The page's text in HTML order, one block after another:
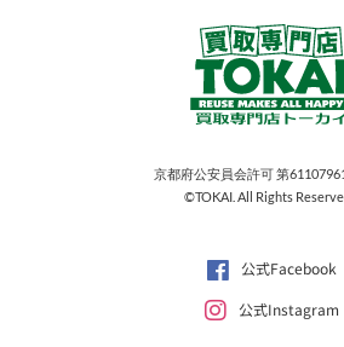
京都府公安員会許可 第
©TOKAI. All Rights
公式Facebook
公式Instagram